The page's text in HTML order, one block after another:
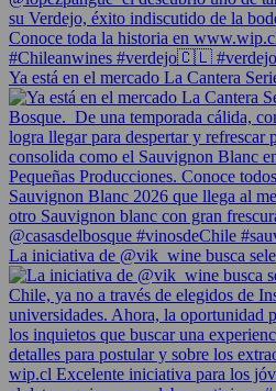
Ya está en el mercado La Cantera
La iniciativa de @vik_wine busca